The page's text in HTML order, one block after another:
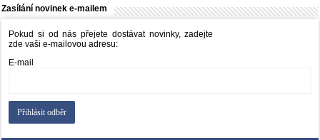
Zasílání novinek e-mailem
Pokud si od nás přejete dostávat novinky, zadejte
zde vaši e-mailovou adresu:
E-mail